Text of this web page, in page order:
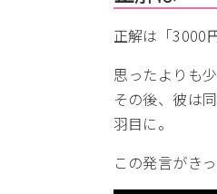
正解は「3000
思ったよりも
その後、彼は
羽目に。
この発言がき